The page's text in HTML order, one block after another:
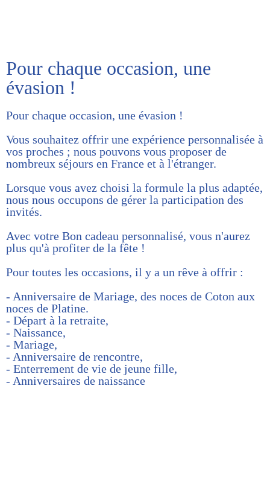
Pour chaque occasion, une
évasion !
Pour chaque occasion, une évasion !
Vous souhaitez offrir une expérience personnalisée à
vos proches ; nous pouvons vous proposer de
nombreux séjours en France et à l'étranger.
Lorsque vous avez choisi la formule la plus adaptée,
nous nous occupons de gérer la participation des
invités.
Avec votre Bon cadeau personnalisé, vous n'aurez
plus qu'à profiter de la fête !
Pour toutes les occasions, il y a un rêve à offrir :
- Anniversaire de Mariage, des noces de Coton aux
noces de Platine.
- Départ à la retraite,
- Naissance,
- Mariage,
- Anniversaire de rencontre,
- Enterrement de vie de jeune fille,
- Anniversaires de naissance